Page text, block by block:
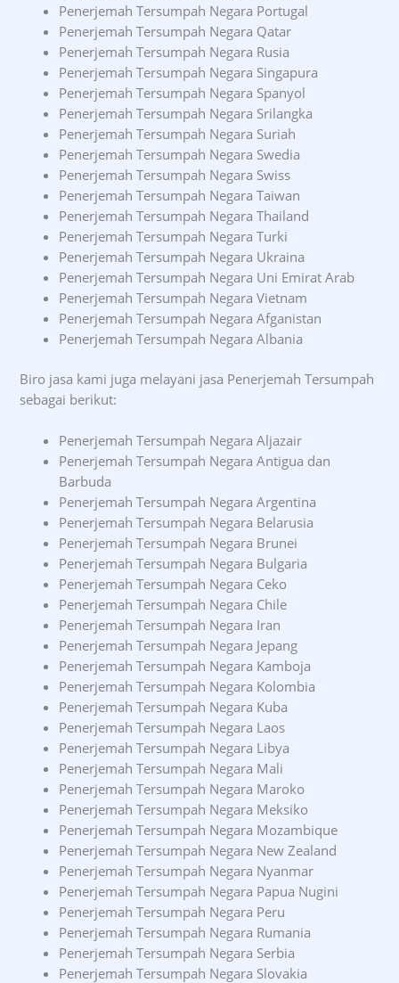
Penerjemah Tersumpah Negara Portugal
Penerjemah Tersumpah Negara Qatar
Penerjemah Tersumpah Negara Rusia
Penerjemah Tersumpah Negara Singapura
Penerjemah Tersumpah Negara Spanyol
Penerjemah Tersumpah Negara Srilangka
Penerjemah Tersumpah Negara Suriah
Penerjemah Tersumpah Negara Swedia
Penerjemah Tersumpah Negara Swiss
Penerjemah Tersumpah Negara Taiwan
Penerjemah Tersumpah Negara Thailand
Penerjemah Tersumpah Negara Turki
Penerjemah Tersumpah Negara Ukraina
Penerjemah Tersumpah Negara Uni Emirat Arab
Penerjemah Tersumpah Negara Vietnam
Penerjemah Tersumpah Negara Afganistan
Penerjemah Tersumpah Negara Albania
Biro jasa kami juga melayani jasa Penerjemah Tersumpah
sebagai berikut:
Penerjemah Tersumpah Negara Aljazair
Penerjemah Tersumpah Negara Antigua dan
Barbuda
Penerjemah Tersumpah Negara Argentina
Penerjemah Tersumpah Negara Belarusia
Penerjemah Tersumpah Negara Brunei
Penerjemah Tersumpah Negara Bulgaria
Penerjemah Tersumpah Negara Ceko
Penerjemah Tersumpah Negara Chile
Penerjemah Tersumpah Negara Iran
Penerjemah Tersumpah Negara Jepang
Penerjemah Tersumpah Negara Kamboja
Penerjemah Tersumpah Negara Kolombia
Penerjemah Tersumpah Negara Kuba
Penerjemah Tersumpah Negara Laos
Penerjemah Tersumpah Negara Libya
Penerjemah Tersumpah Negara Mali
Penerjemah Tersumpah Negara Maroko
Penerjemah Tersumpah Negara Meksiko
Penerjemah Tersumpah Negara Mozambique
Penerjemah Tersumpah Negara New Zealand
Penerjemah Tersumpah Negara Nyanmar
Penerjemah Tersumpah Negara Papua Nugini
Penerjemah Tersumpah Negara Peru
Penerjemah Tersumpah Negara Rumania
Penerjemah Tersumpah Negara Serbia
Penerjemah Tersumpah Negara Slovakia